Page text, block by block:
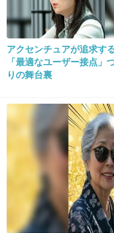
ジャニオタって頭
キンキの二人も色
な。同情する
2016/01/06(水) 13:49:42
まさにそれ。
アクセンチュアが追求す
「最適なユーザー接点」
りの舞台裏